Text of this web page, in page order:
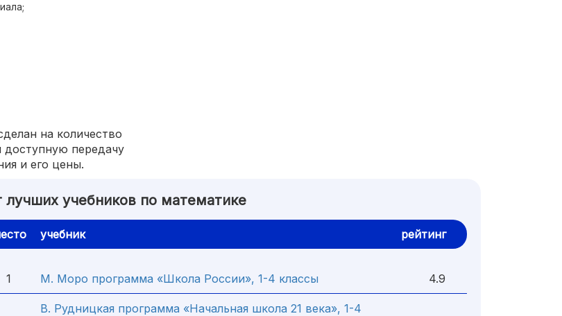
на количество
доступную передачу
и его цены.
лучших учебников по математике
учебник рейтинг
М. Моро программа «Школа России», 1-4 классы 4.9
В. Рудницкая программа «Начальная школа 21 века», 1-4